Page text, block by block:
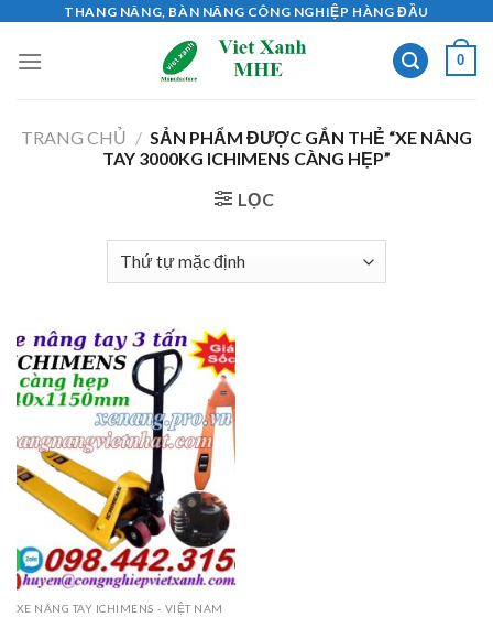
content
THANG NÂNG, BÀN NÂNG CÔNG NGHIỆP HÀNG ĐẦU
0
TRANG CHỦ / SẢN PHẨM ĐƯỢC GẮN THẺ “XE NÂNG
TAY 3000KG ICHIMENS CÀNG HẸP”
LỌC
XE NÂNG TAY ICHIMENS - VIỆT NAM